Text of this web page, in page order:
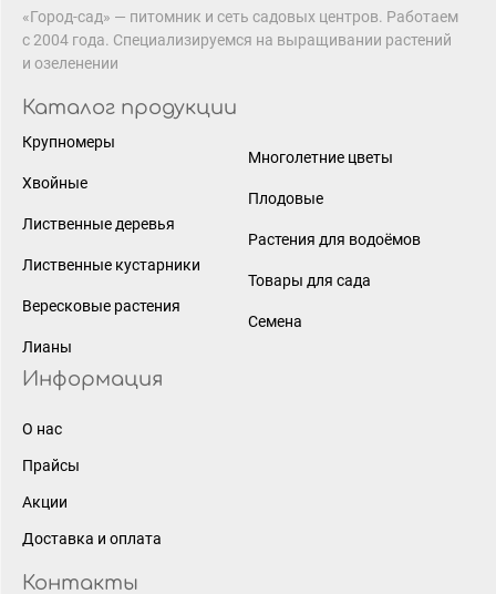
«Город-сад» — питомник и сеть садовых центров. Работаем
с 2004 года. Специализируемся на выращивании растений
и озеленении
Каталог продукции
Крупномеры
Хвойные
Лиственные деревья
Лиственные кустарники
Вересковые растения
Лианы
Многолетние цветы
Плодовые
Растения для водоёмов
Товары для сада
Семена
Информация
О нас
Прайсы
Акции
Доставка и оплата
Контакты